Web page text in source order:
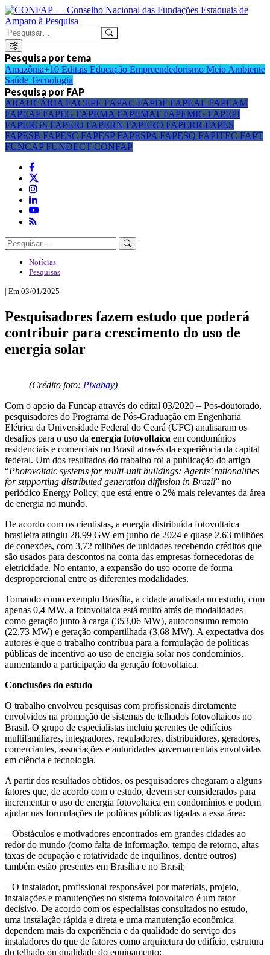
Pesquisa por tema
Amazônia+10 Editais Educação Empreendedorismo Meio Ambiente
Saúde Tecnologia
Pesquisa por FAP
ARAUCÁRIA FACEPE FAPAC FAPDF FAPEAL FAPEAM
FAPEAPFAPEG FAPEMA FAPEMAT FAPEMIG FAPEPI
FAPERGS FAPERJ FAPERN FAPERO FAPERR FAPES
FAPESB FAPESC FAPESPFAPESPA FAPESQ FAPITEC FAPT
FUNCAPFUNDECT CONFAP
Notícias
Pesquisas
| Em 03/01/2025
Pesquisadores fazem estudo que poderá
contribuir para crescimento do uso de
energia solar
(Crédito foto: Pixabay)
Com o apoio da Funcap através do edital 03/2020 – Pós-doutorado,
pesquisadores do Programa de Pós-Graduação em Engenharia
Elétrica da Universidade Federal do Ceará (UFC) analisaram os
desafios para o uso da energia fotovoltaica em condomínios
residenciais e comerciais no Brasil através da experiência da capital
federal. Um dos resultados do trabalho foi a publicação do artigo
“Photovoltaic systems for multi-unit buildings: Agents’ rationalities
for supporting distributed generation diffusion in Brazil” no
periódico Energy Policy, que está entre o 2% mais relevantes da área
de energia no mundo.
De acordo com os cientistas, a energia distribuída fotovoltaica
brasileira atingiu 28,99 GW em junho de 2024 e quase 2,63 milhões
de conexões, com 3,72 milhões de unidades recebendo créditos que
são usados para descontos na conta das empresas fornecedoras de
eletricidade. No entanto, a expansão do uso ocorre de forma
desproporcional entre as diferentes modalidades.
Tomando como exemplo Brasília, a cidade analisada no estudo, com
apenas 0,4 MW, a fotovoltaica está muito atrás de modalidades
como geração junto à carga (353,06 MW), autoconsumo remoto
(22,73 MW) e geração compartilhada (3,68 MW). A expectativa dos
autores é que o trabalho contribua para a formulação de políticas
públicas de incentivo ao uso de energia solar nos condomínios,
aumentando a participação da geração fotovoltaica.
Conclusões do estudo
O trabalho envolveu pesquisas com profissionais diretamente
envolvidos na promoção de sistemas de telhados fotovoltaicos no
Brasil. O grupo de especialistas incluiu gerentes de edifícios
multifamiliares, integradores, reguladores, distribuidores, geradores,
comerciantes, associações e autoridades governamentais envolvidas
em ciência e tecnologia.
A partir dos resultados obtidos, os pesquisadores chegaram a alguns
fatores que, de acordo com o estudo, devem ser considerados para
incrementar o uso de energia fotovoltaica em condomínios e podem
ajudar nas formulações de políticas públicas ligadas a essa área:
– Obstáculos e motivadores encontrados em grandes cidades ao
redor do mundo (como falta de informação, tempo de retorno, altas
taxas de ocupação e rotatividade de inquilinos, dentre outros)
também estão presentes em Brasília e no Brasil;
– O instalador, profissional responsável por materiais, projeto,
instalações e manutenções no sistema fotovoltaico é um fator
decisivo. De acordo com os especialistas consultados no estudo,
uma instalação rápida e direta e uma manutenção econômica
dependem mais da experiência e da qualidade do serviço dos
instaladores do que de fatores como arquitetura do edifício, estrutura
do telhado ou qualidade do equipamento;